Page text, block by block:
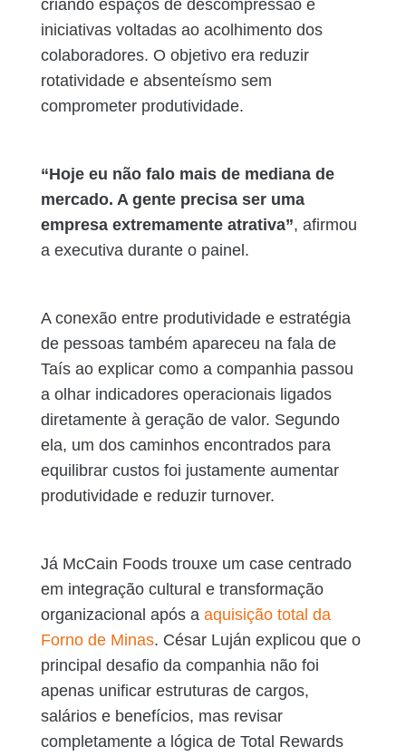
criando espaços de descompressão e
iniciativas voltadas ao acolhimento dos
colaboradores. O objetivo era reduzir
rotatividade e absenteísmo sem
comprometer produtividade.
“Hoje eu não falo mais de mediana de
mercado. A gente precisa ser uma
empresa extremamente atrativa”, afirmou
a executiva durante o painel.
A conexão entre produtividade e estratégia
de pessoas também apareceu na fala de
Taís ao explicar como a companhia passou
a olhar indicadores operacionais ligados
diretamente à geração de valor. Segundo
ela, um dos caminhos encontrados para
equilibrar custos foi justamente aumentar
produtividade e reduzir turnover.
Já McCain Foods trouxe um case centrado
em integração cultural e transformação
organizacional após a aquisição total da
Forno de Minas. César Luján explicou que o
principal desafio da companhia não foi
apenas unificar estruturas de cargos,
salários e benefícios, mas revisar
completamente a lógica de Total Rewards